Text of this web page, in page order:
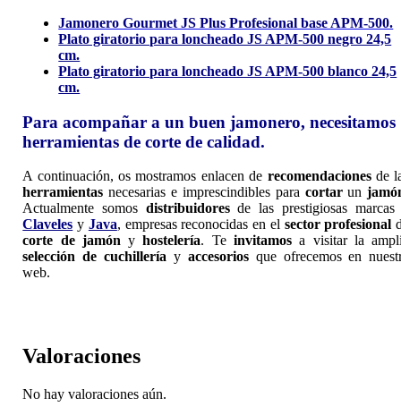
Jamonero Gourmet JS Plus Profesional base APM-500.
Plato giratorio para loncheado JS APM-500 negro 24,5
cm.
Plato giratorio para loncheado JS APM-500 blanco 24,5
cm.
Para acompañar a un buen jamonero, necesitamos
herramientas de corte de calidad.
A continuación, os mostramos enlacen de recomendacionesde
herramientas necesarias e imprescindibles para cortarun
Actualmente somos distribuidoresde las prestigiosas
Claveles y Java, empresas reconocidas en el sector profesional
corte de jamón yhostelería. Teinvitamos a visitar la
selección de cuchillería y accesoriosque ofrecemos en
web.
Valoraciones
No hay valoraciones aún.